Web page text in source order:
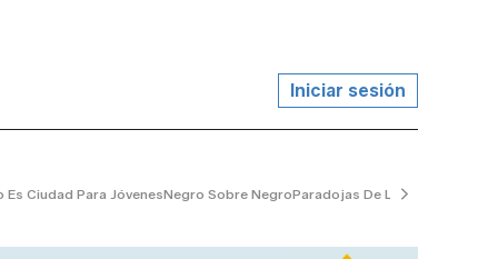
Iniciar sesión
Es Ciudad Para JóvenesNegro Sobre NegroParadojas De La Vida